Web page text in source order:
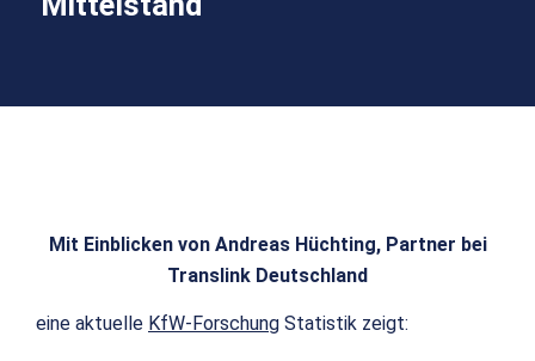
Mit Einblicken von Andreas Hüchting, Partner bei
Translink Deutschland
eine aktuelle KfW-Forschung Statistik zeigt: